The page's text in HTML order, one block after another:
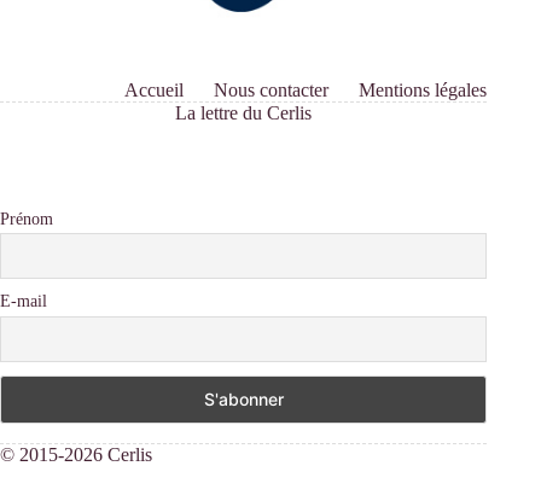
Accueil Nous contacter
Mentions légales
La lettre du Cerlis
Prénom
E-mail
© 2015-2026 Cerlis